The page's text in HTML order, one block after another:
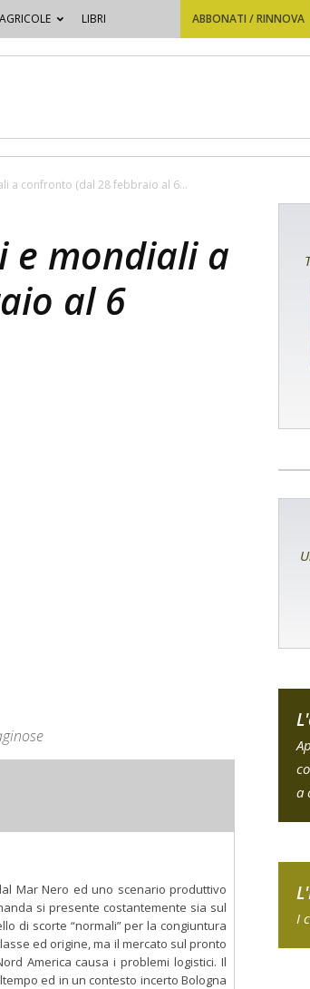
LIBRI ABBONATI / RINNOVA
a confronto (dal 28 febbraio al 6...
e mondiali a
al 6
Mar Nero ed uno scenario produttivo
si presente costantemente sia sul
di scorte “normali” per la congiuntura
ed origine, ma il mercato sul pronto
America causa i problemi logistici. Il
ed in un contesto incerto Bologna
a
I